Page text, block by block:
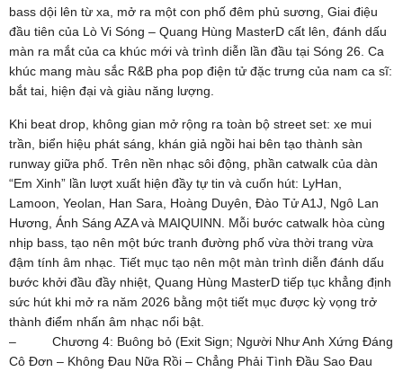
bass dội lên từ xa, mở ra một con phố đêm phủ sương, Giai điệu
đầu tiên của Lò Vi Sóng – Quang Hùng MasterD cất lên, đánh dấu
màn ra mắt của ca khúc mới và trình diễn lần đầu tại Sóng 26. Ca
khúc mang màu sắc R&B pha pop điện tử đặc trưng của nam ca sĩ:
bắt tai, hiện đại và giàu năng lượng.
Khi beat drop, không gian mở rộng ra toàn bộ street set: xe mui
trần, biển hiệu phát sáng, khán giả ngồi hai bên tạo thành sàn
runway giữa phố. Trên nền nhạc sôi động, phần catwalk của dàn
“Em Xinh” lần lượt xuất hiện đầy tự tin và cuốn hút: LyHan,
Lamoon, Yeolan, Han Sara, Hoàng Duyên, Đào Tử A1J, Ngô Lan
Hương, Ánh Sáng AZA và MAIQUINN. Mỗi bước catwalk hòa cùng
nhịp bass, tạo nên một bức tranh đường phố vừa thời trang vừa
đậm tính âm nhạc. Tiết mục tạo nên một màn trình diễn đánh dấu
bước khởi đầu đầy nhiệt, Quang Hùng MasterD tiếp tục khẳng định
sức hút khi mở ra năm 2026 bằng một tiết mục được kỳ vọng trở
thành điểm nhấn âm nhạc nổi bật.
– Chương 4: Buông bỏ (Exit Sign; Người Như Anh Xứng Đáng
Cô Đơn – Không Đau Nữa Rồi – Chẳng Phải Tình Đầu Sao Đau